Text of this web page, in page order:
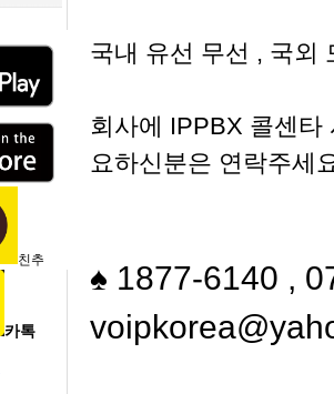
친추
카톡
국내 유선 무선 , 국외
회사에 IPPBX 콜센타
요하신분은 연락주세
♠ 1877-6140 ,